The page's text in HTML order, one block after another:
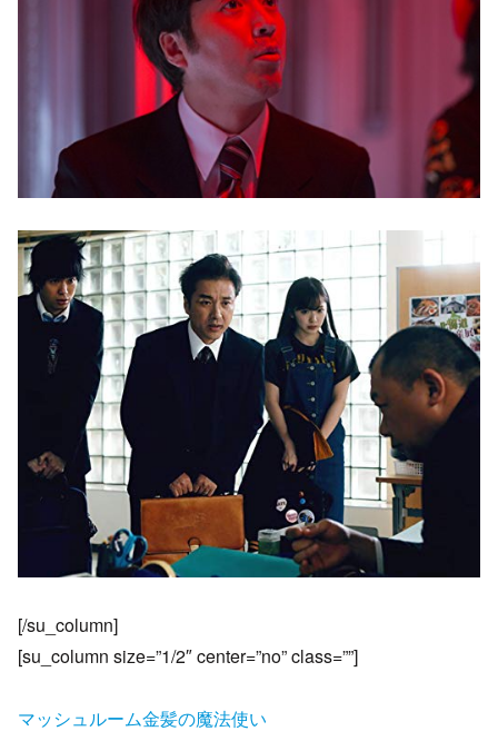
[/su_column]
[su_column size=”1/2″ center=”no” class=””]
マッシュルーム金髪の魔法使い